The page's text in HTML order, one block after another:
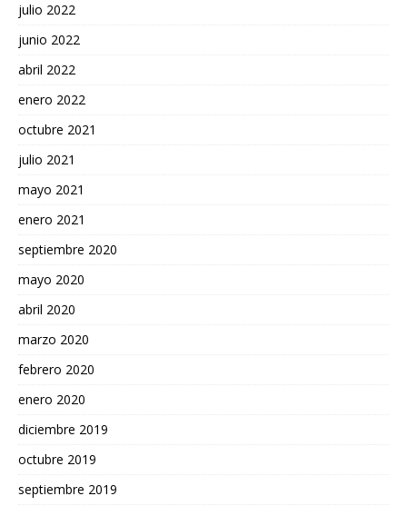
julio 2022
junio 2022
abril 2022
enero 2022
octubre 2021
julio 2021
mayo 2021
enero 2021
septiembre 2020
mayo 2020
abril 2020
marzo 2020
febrero 2020
enero 2020
diciembre 2019
octubre 2019
septiembre 2019